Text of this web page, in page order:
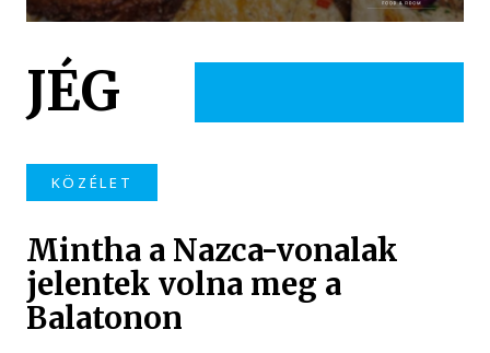
JÉG
KÖZÉLET
Mintha a Nazca-vonalak
jelentek volna meg a
Balatonon